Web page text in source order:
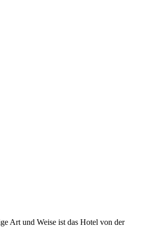
Art und Weise ist das Hotel von der